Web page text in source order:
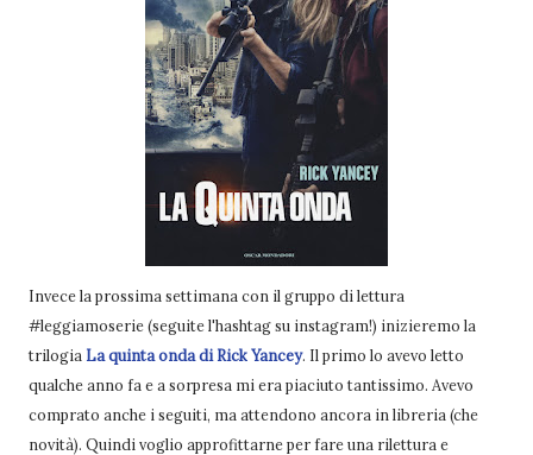
Invece la prossima settimana con il gruppo di lettura
#leggiamoserie (seguite l'hashtag su instagram!) inizieremo la
trilogia La quinta onda di Rick Yancey. Il primo lo avevo letto
qualche anno fa e a sorpresa mi era piaciuto tantissimo. Avevo
comprato anche i seguiti, ma attendono ancora in libreria (che
novità). Quindi voglio approfittarne per fare una rilettura e